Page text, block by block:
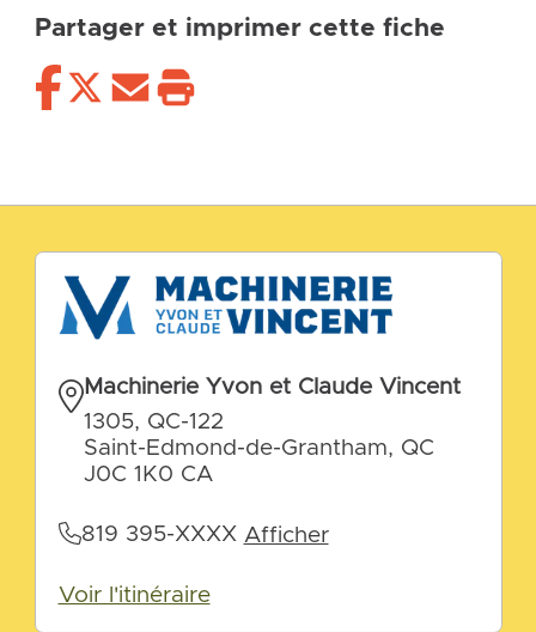
Partager et imprimer cette fiche
Machinerie Yvon et Claude Vincent
1305, QC-122
Saint-Edmond-de-Grantham, QC
J0C 1K0 CA
819 395-XXXX Afficher
Voir l'itinéraire